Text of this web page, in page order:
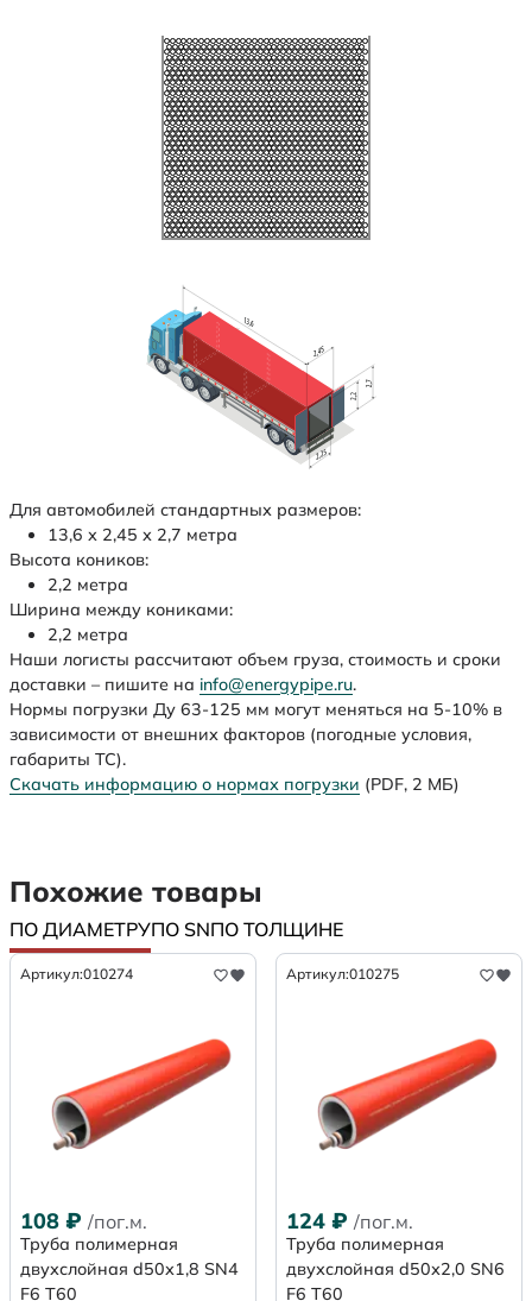
Для автомобилей стандартных размеров:
13,6 х 2,45 х 2,7 метра
Высота коников:
2,2 метра
Ширина между кониками:
2,2 метра
Наши логисты рассчитают объем груза, стоимость и сроки
доставки – пишите на info@energypipe.ru.
Нормы погрузки Ду 63-125 мм могут меняться на 5-10% в
зависимости от внешних факторов (погодные условия,
габариты ТС).
Скачать информацию о нормах погрузки (PDF, 2 МБ)
Похожие товары
ПО ДИАМЕТРУПО SNПО ТОЛЩИНЕ
Артикул:010274
108 ₽ /пог.м.
Труба полимерная
двухслойная d50х1,8 SN4
F6 Т60
Артикул:010275
124 ₽ /пог.м.
Труба полимерная
двухслойная d50х2,0 SN6
F6 Т60